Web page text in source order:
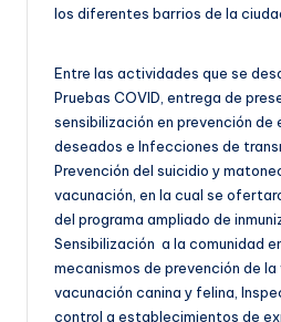
los diferentes barrios de la
Entre las actividades que se
Pruebas COVID, entrega de
sensibilización en prevención de
deseados e Infecciones de
Prevención del suicidio y
vacunación, en la cual se
del programa ampliado de
Sensibilización a la comunidad
mecanismos de prevención de la
vacunación canina y felina,
control a establecimientos de